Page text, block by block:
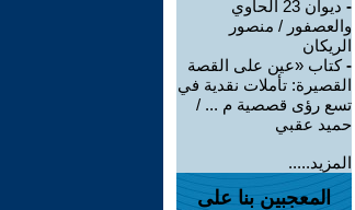
-
ديوان 23 الحاوي
والعصفور / منصور
الريكان
-كتاب «عين على القصة
القصيرة: تأملات نقدية في
تسع رؤى قصصية م ... /
حميد عقبي
المزيد.....
المعجبين بنا على